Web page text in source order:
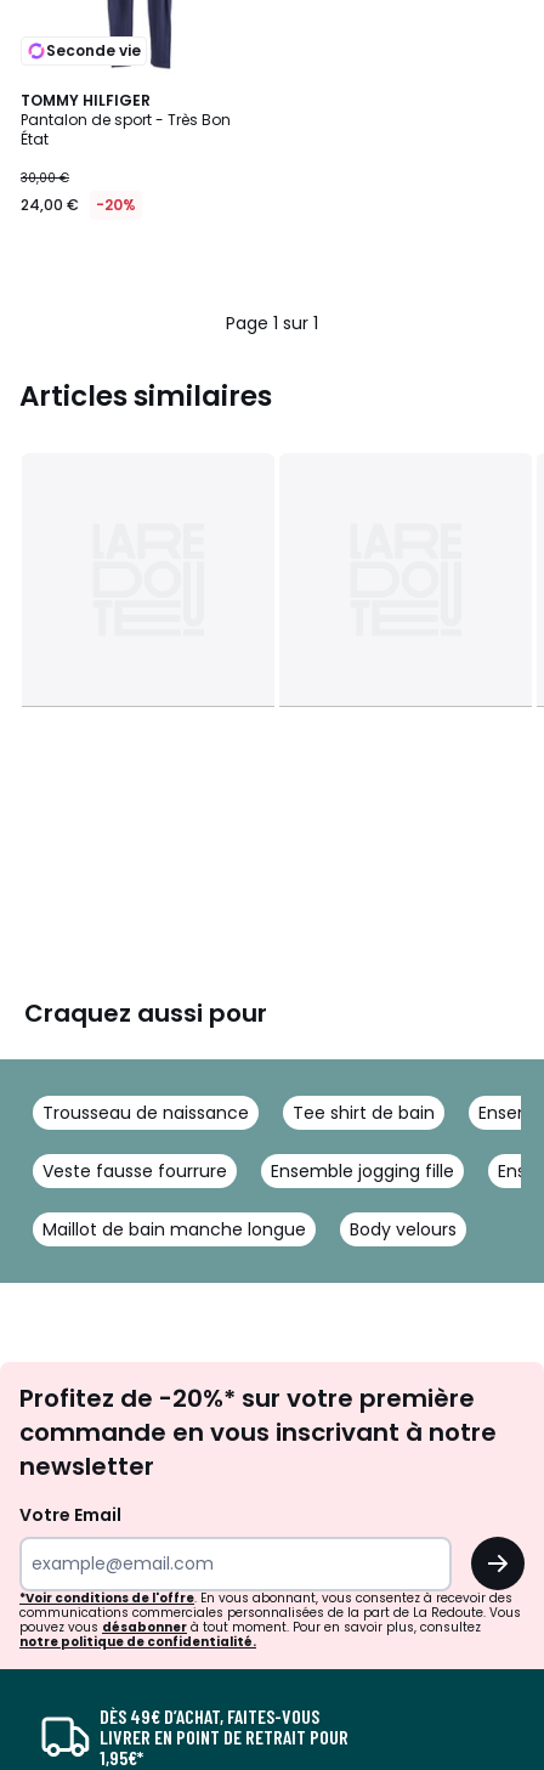
Seconde vie
TOMMY HILFIGER
Pantalon de sport - Très Bon
État
30,00 €
24,00 € -20%
Page 1 sur 1
Articles similaires
Craquez aussi pour
Trousseau de naissance Tee shirt de bain
Veste fausse fourrure Ensemble jogging fille
Maillot de bain manche longue Body velours
newsletter
Profitez de -20%* sur votre première
commande en vous inscrivant à notre
newsletter
Votre Email
OK
*Voir conditions de l'offre. En vous abonnant, vous consentez à recevoir des
communications commerciales personnalisées de la part de La Redoute. Vous
pouvez vous désabonner à tout moment. Pour en savoir plus, consultez
notre politique de confidentialité.
DÈS 49€ D’ACHAT, FAITES-VOUS
LIVRER EN POINT DE RETRAIT POUR
1,95€*